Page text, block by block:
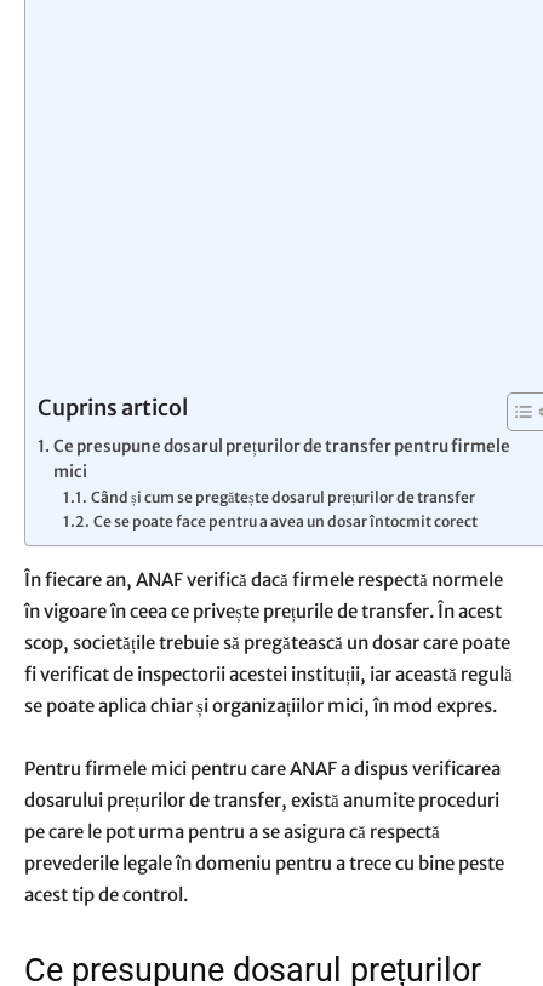
Cuprins articol
Ce presupune dosarul prețurilor de transfer pentru firmele
mici
Când și cum se pregătește dosarul prețurilor de transfer
Ce se poate face pentru a avea un dosar întocmit corect
În fiecare an, ANAF verifică dacă firmele respectă normele
în vigoare în ceea ce privește prețurile de transfer. În acest
scop, societățile trebuie să pregătească un dosar care poate
fi verificat de inspectorii acestei instituții, iar această regulă
se poate aplica chiar și organizațiilor mici, în mod expres.
Pentru firmele mici pentru care ANAF a dispus verificarea
dosarului prețurilor de transfer, există anumite proceduri
pe care le pot urma pentru a se asigura că respectă
prevederile legale în domeniu pentru a trece cu bine peste
acest tip de control.
Ce presupune dosarul prețurilor